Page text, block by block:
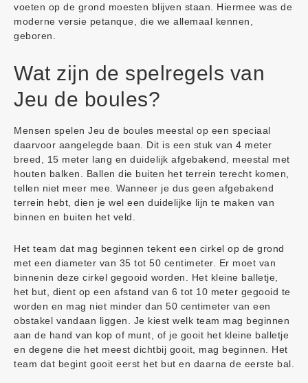
voeten op de grond moesten blijven staan. Hiermee was de
moderne versie petanque, die we allemaal kennen,
geboren.
Wat zijn de spelregels van
Jeu de boules?
Mensen spelen Jeu de boules meestal op een speciaal
daarvoor aangelegde baan. Dit is een stuk van 4 meter
breed, 15 meter lang en duidelijk afgebakend, meestal met
houten balken. Ballen die buiten het terrein terecht komen,
tellen niet meer mee. Wanneer je dus geen afgebakend
terrein hebt, dien je wel een duidelijke lijn te maken van
binnen en buiten het veld.
Het team dat mag beginnen tekent een cirkel op de grond
met een diameter van 35 tot 50 centimeter. Er moet van
binnenin deze cirkel gegooid worden. Het kleine balletje,
het but, dient op een afstand van 6 tot 10 meter gegooid te
worden en mag niet minder dan 50 centimeter van een
obstakel vandaan liggen. Je kiest welk team mag beginnen
aan de hand van kop of munt, of je gooit het kleine balletje
en degene die het meest dichtbij gooit, mag beginnen. Het
team dat begint gooit eerst het but en daarna de eerste bal.